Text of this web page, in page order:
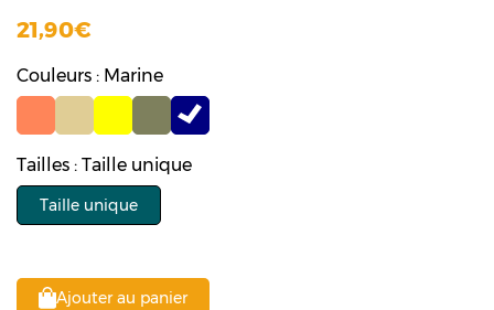
21,90
Couleurs : Marine
Tailles : Taille unique
Taille unique
Ajouter au panier